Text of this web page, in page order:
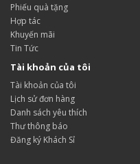
Phiếu quà tặng
Hợp tác
Khuyến mãi
Tin Tức
Tài khoản của tôi
Tài khoản của tôi
Lịch sử đơn hàng
Danh sách yêu thích
Thư thông báo
Đăng ký Khách Sỉ